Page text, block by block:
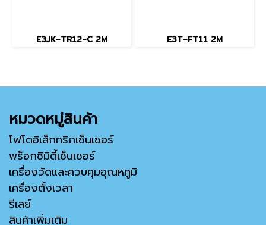
E3JK-TR12-C 2M E3T-FT11 2M
หมวดหมู่สินค้า
โฟโตอิเล็กทริกเซ็นเซอร์
พร็อกซิมิตี้เซ็นเซอร์
เครื่องวัดและควบคุมอุณหภูมิ
เครื่องตั้งเวลา
รีเลย์
สินค้าเพิ่มเติม